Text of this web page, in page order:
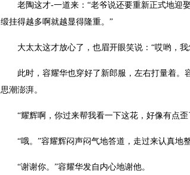
老陶这才-一道来：“老爷说还要重新正式地迎娶
缎挂得越多啊就越显得隆重。”
大太太这才放心了，也眉开眼笑说：“哎哟，我
此时，容耀华也穿好了新郎服，左右打量着。容
思潮澎湃。
“耀辉啊，你过来帮我看一下这花，好像有点歪
“哦。”容耀辉闷声闷气地答道，走过来认真地整
“谢谢你。”容耀华发自内心地谢他。